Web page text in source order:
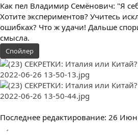
Как пел Владимир Семёнович: "Я
Хотите экспериментов? Учитесь
ошибках? Что ж удачи! Дальше
смысла.
Спойлер
Последнее редактирование: 26 Июн